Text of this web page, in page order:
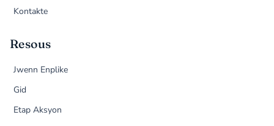
Kontakte
Resous
Jwenn Enplike
Gid
Etap Aksyon